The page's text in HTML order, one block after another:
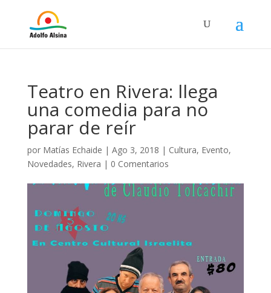
Teatro en Rivera: llega
una comedia para no
parar de reír
por Matías Echaide | Ago 3, 2018 | Cultura, Evento,
Novedades, Rivera | 0 Comentarios